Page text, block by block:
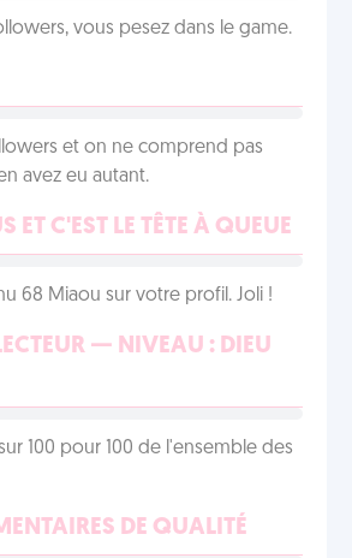
vous pesez dans le game.
et on ne comprend pas
avez eu autant.
ET C'EST LE TÊTE À QUEUE
68 Miaou sur votre profil. Joli !
— NIVEAU : DIEU
100 pour 100 de l'ensemble des
DE QUALITÉ